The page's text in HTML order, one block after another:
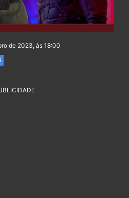
de 2023, às 18:00